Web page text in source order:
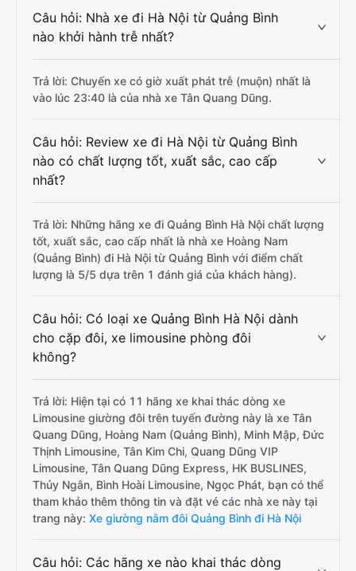
Câu hỏi: Nhà xe đi Hà Nội từ Quảng Bình
nào khởi hành trễ nhất?
Trả lời: Chuyến xe có giờ xuất phát trễ (muộn) nhất là
vào lúc 23:40 là của nhà xe Tân Quang Dũng.
Câu hỏi: Review xe đi Hà Nội từ Quảng Bình
nào có chất lượng tốt, xuất sắc, cao cấp
nhất?
Trả lời: Những hãng xe đi Quảng Bình Hà Nội chất lượng
tốt, xuất sắc, cao cấp nhất là nhà xe Hoàng Nam
(Quảng Bình) đi Hà Nội từ Quảng Bình với điểm chất
lượng là 5/5 dựa trên 1 đánh giá của khách hàng).
Câu hỏi: Có loại xe Quảng Bình Hà Nội dành
cho cặp đôi, xe limousine phòng đôi
không?
Trả lời: Hiện tại có 11 hãng xe khai thác dòng xe
Limousine giường đôi trên tuyến đường này là xe Tân
Quang Dũng, Hoàng Nam (Quảng Bình), Minh Mập, Đức
Thịnh Limousine, Tân Kim Chi, Quang Dũng VIP
Limousine, Tân Quang Dũng Express, HK BUSLINES,
Thủy Ngân, Bình Hoài Limousine, Ngọc Phát, bạn có thể
tham khảo thêm thông tin và đặt vé các nhà xe này tại
trang này: Xe giường nằm đôi Quảng Bình đi Hà Nội
Câu hỏi: Các hãng xe nào khai thác dòng